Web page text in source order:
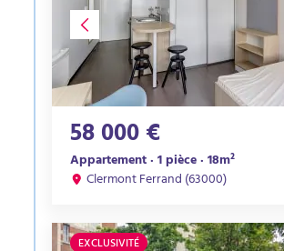
58 000 €
Appartement · 1 pièce · 18m²
Clermont Ferrand (63000)
EXCLUSIVITÉ